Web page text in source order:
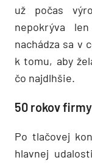
už počas
nepokrýva
nachádza sa v
k tomu, aby
čo najdlhšie.
50 rokov
Po tlačovej
hlavnej